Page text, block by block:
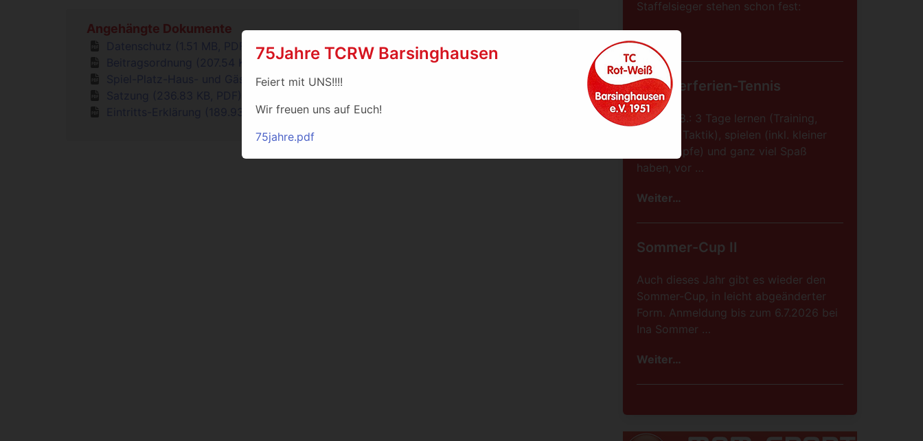
75Jahre TCRW Barsinghausen
Feiert mit UNS!!!!
Wir freuen uns auf Euch!
75jahre.pdf
Angehängte Dokumente
Datenschutz (1.51 MB, PDF)
Beitragsordnung (207.54 KB, PDF)
Spiel-Platz-Haus- und Gästeordnung (208.72 KB, PDF)
Satzung (236.83 KB, PDF)
Eintritts-Erklärung (189.93 KB, PDF)
Staffelsieger stehen schon fest:
Weiter…
Sommerferien-Tennis
08.-10.08.: 3 Tage lernen (Training,
Technik, Taktik), spielen (inkl. kleiner
Wettkämpfe) und ganz viel Spaß
haben, vor …
Weiter…
Sommer-Cup II
Auch dieses Jahr gibt es wieder den
Sommer-Cup, in leicht abgeänderter
Form. Anmeldung bis zum 6.7.2026 bei
Ina Sommer …
Weiter…